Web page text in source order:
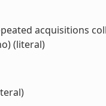
acquisitions
(literal)